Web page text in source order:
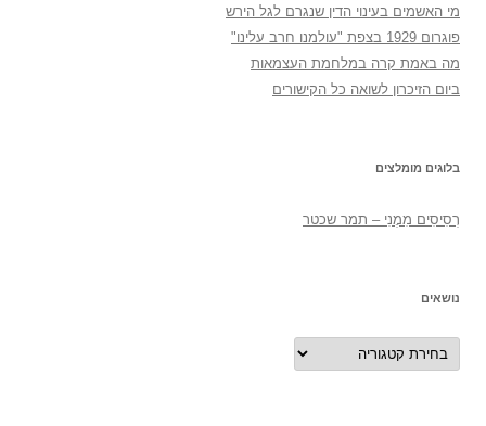
מי האשמים בעינוי הדין שנגרם לגל הירש
פוגרום 1929 בצפת "עולמנו חרב עלינו"
מה באמת קרה במלחמת העצמאות
ביום הזיכרון לשואה כל הקישורים
בלוגים מומלצים
רְסִיסִים מִמֶנִי – תמר שכטר
נושאים
נושאים